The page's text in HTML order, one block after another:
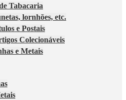
Tabacaria
lornhões, etc.
e Postais
Colecionáveis
e Metais